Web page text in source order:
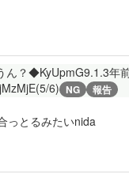
ん？◆KyUpmG9.1.3年
6) NG 報告
っとるみたいnida